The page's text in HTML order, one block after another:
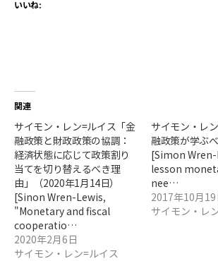
いいね:
関連
サイモン・レン=ルイス「金
融政策と財政政策の協調：
経済状態に応じて政策割り
当てを切り替えるべき理
由」（2020年1月14日）
[Sinon Wren-Lewis,
"Monetary and fiscal
cooperatio…
2020年2月6日
サイモン・レン=ルイス
サイモン・レ
融政策が学ぶ
[Simon
lesson
nee…
2017年10月19
サイモン・レ